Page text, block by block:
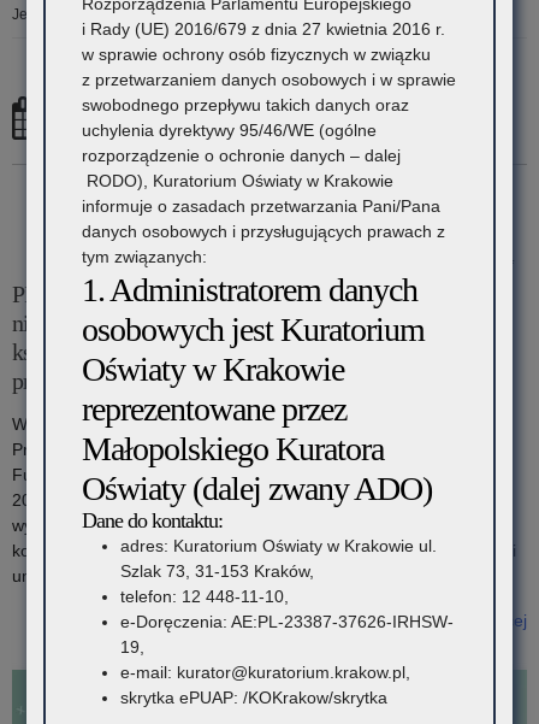
Jesteś tutaj:Strona główna »2024 »październik »08
8 października, 2024
8 października 2024
PILNE! Informacja o wysokości środków finansowych
niezbędnych na wypłatę dofinansowania kosztów
kształcenia młodocianych pracowników przysługującego
pracodawcom w roku 2024
W związku z koniecznością przekazania do Ministerstwa Rodziny,
Pracy i Polityki Społecznej danych o oszczędnościach środków
Funduszu Pracy i przewidywanego zapotrzebowania do końca
2024 r., Kuratorium Oświaty prosi o przekazanie informacji o
wysokości środków niezbędnych na wypłatę dofinansowania
kosztów kształcenia przysługującego pracodawcom, którzy zawarli
umowę o pracę z młodocianymi pracownikami.
Czytaj więcej
o: PILNE! Informacja o wysokości środków finansowych
niezbędnych na wypłatę dofinansowania kosztów kształcenia
młodocianych pracowników przysługującego pracodawcom w roku
i Rady (UE) 2016/679 z dnia 27 kwietnia 2016 r.
w sprawie ochrony osób fizycznych w związku
z przetwarzaniem danych osobowych i w sprawie
swobodnego przepływu takich danych oraz
uchylenia dyrektywy 95/46/WE (ogólne
rozporządzenie o ochronie danych – dalej
RODO), Kuratorium Oświaty w Krakowie
informuje o zasadach przetwarzania Pani/Pana
danych osobowych i przysługujących prawach z
tym związanych:
1. Administratorem danych
osobowych jest Kuratorium
Oświaty w Krakowie
reprezentowane przez
Małopolskiego Kuratora
Oświaty (dalej zwany ADO)
Dane do kontaktu:
adres: Kuratorium Oświaty w Krakowie ul.
Szlak 73, 31-153 Kraków,
telefon: 12 448-11-10,
e-Doręczenia: AE:PL-23387-37626-IRHSW-
19,
e-mail: kurator@kuratorium.krakow.pl,
skrytka ePUAP: /KOKrakow/skrytka